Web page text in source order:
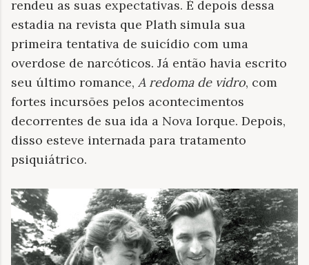
rendeu as suas expectativas. É depois dessa
estadia na revista que Plath simula sua
primeira tentativa de suicídio com uma
overdose de narcóticos. Já então havia escrito
seu último romance, A redoma de vidro, com
fortes incursões pelos acontecimentos
decorrentes de sua ida a Nova Iorque. Depois,
disso esteve internada para tratamento
psiquiátrico.